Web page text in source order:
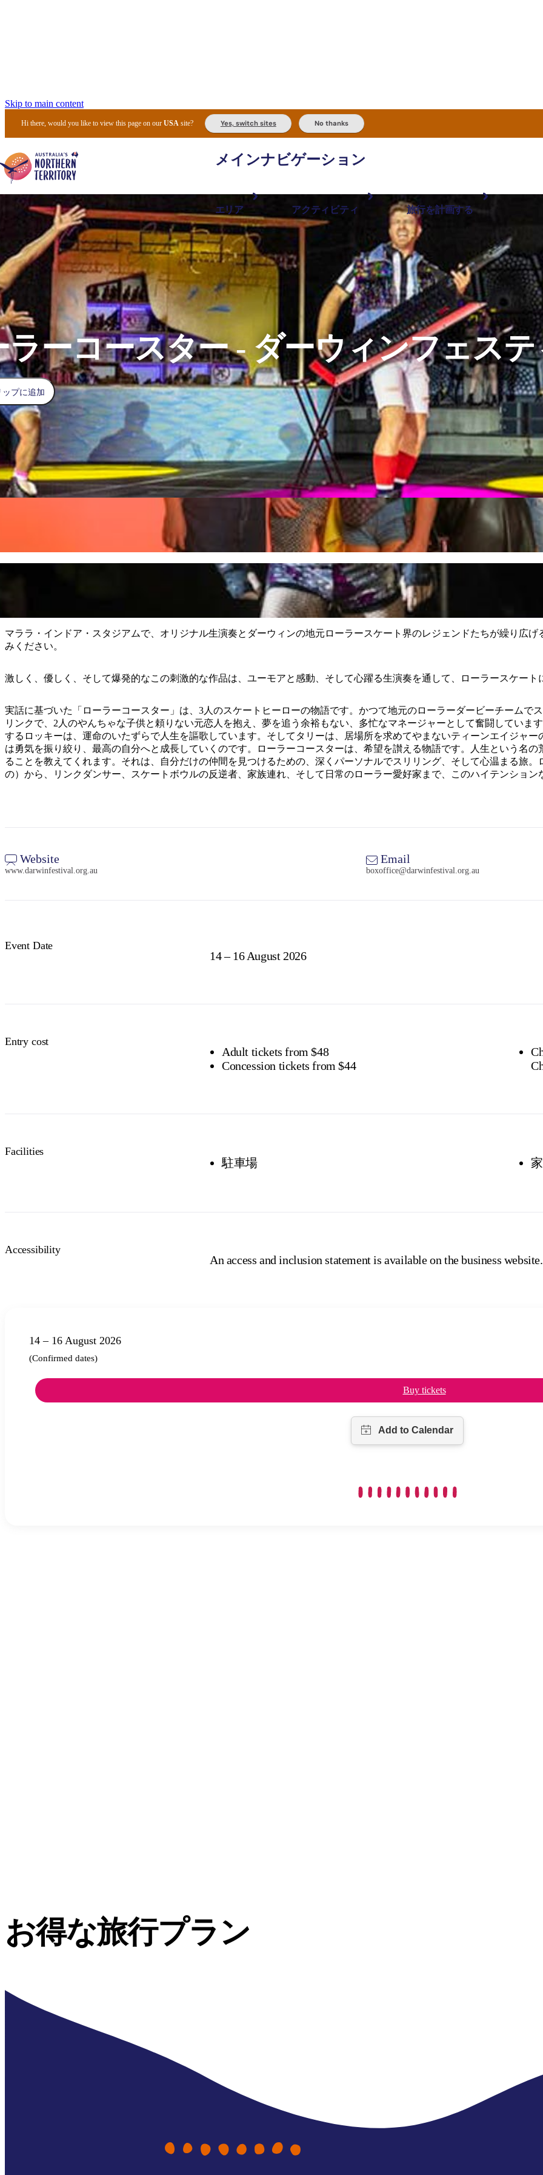
Skip to main content
Hi there, would you like to view this page on ourUSA site? Yes, switch sites No thanks
メインナビゲーション
エリア
最も人気が高い場所 アウトバックとアウトドア
アクティビティ
体験 旅行タイプ
旅行を計画する
計画と予約 実用的な情報
検索:
ラーコースター - ダーウィンフェス
プに追加
マララ・インドア・スタジアムで、オリジナル生演奏とダーウィンの地元ローラースケート界のレジェンドたちが繰り広
みください。
激しく、優しく、そして爆発的なこの刺激的な作品は、ユーモアと感動、そして心躍る生演奏を通して、ローラースケー
実話に基づいた「ローラーコースター」は、3人のスケートヒーローの物語です。かつて地元のローラーダービーチームで
リンクで、2人のやんちゃな子供と頼りない元恋人を抱え、夢を追う余裕もない、多忙なマネージャーとして奮闘していま
するロッキーは、運命のいたずらで人生を謳歌しています。そしてタリーは、居場所を求めてやまないティーンエイジャ
は勇気を振り絞り、最高の自分へと成長していくのです。ローラーコースターは、希望を讃える物語です。人生という名
ることを教えてくれます。それは、自分だけの仲間を見つけるための、深くパーソナルでスリリング、そして心温まる旅
の）から、リンクダンサー、スケートボウルの反逆者、家族連れ、そして日常のローラー愛好家まで、このハイテンショ
Website
www.darwinfestival.org.au
Email
boxoffice@darwinfestival.org.au
Event Date
14 – 16 August 2026
Entry cost
Adult tickets from $48
Concession tickets from $44
Facilities
駐車場
Accessibility
An access and inclusion statement is available on the business website.
14 – 16 August 2026
(Confirmed dates)
Buy tickets
お得な旅行プラン